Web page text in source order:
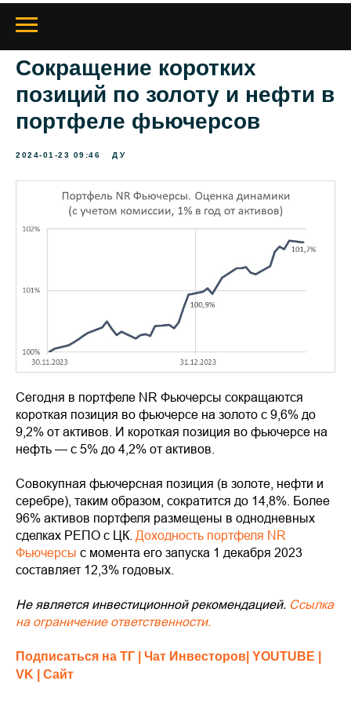
Сокращение коротких
позиций по золоту и нефти в
портфеле фьючерсов
2024-01-23 09:46 ДУ
Сегодня в портфеле NR Фьючерсы сокращаются
короткая позиция во фьючерсе на золото с 9,6% до
9,2% от активов. И короткая позиция во фьючерсе на
нефть — с 5% до 4,2% от активов.
Совокупная фьючерсная позиция (в золоте, нефти и
серебре), таким образом, сократится до 14,8%. Более
96% активов портфеля размещены в однодневных
сделках РЕПО с ЦК. Доходность портфеля NR
Фьючерсы с момента его запуска 1 декабря 2023
составляет 12,3% годовых.
Не является инвестиционной рекомендацией. Ссылка
на ограничение ответственности.
Подписаться на ТГ
| Чат Инвесторов| YOUTUBE |
VK | Сайт